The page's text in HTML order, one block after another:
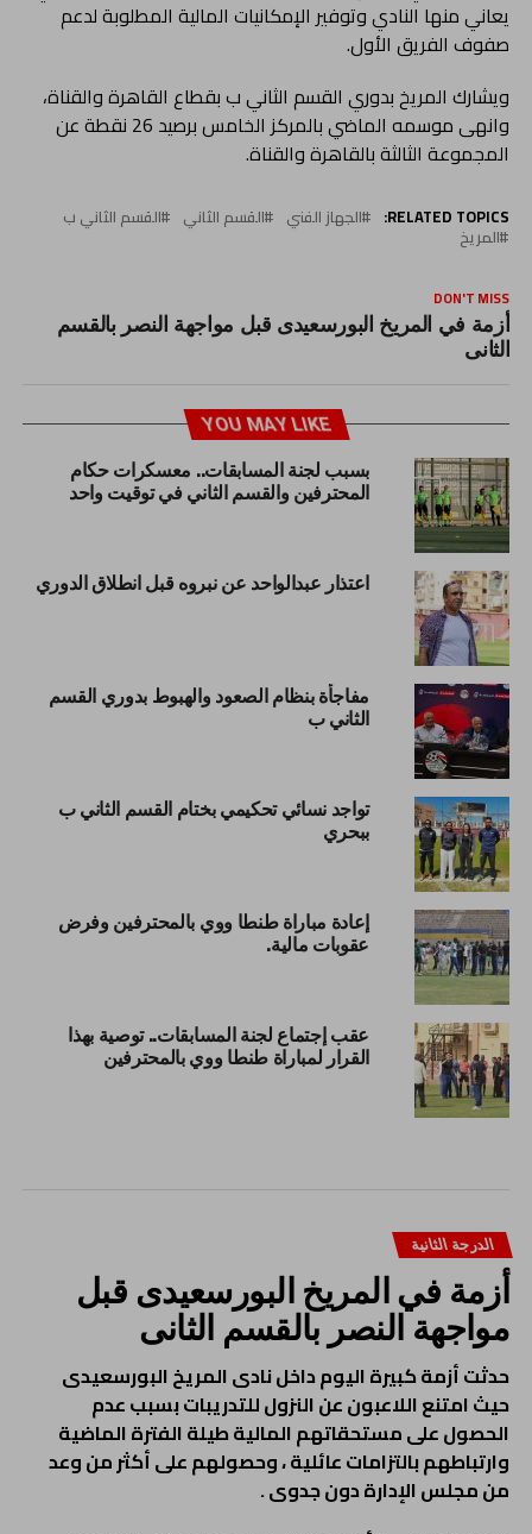
يعاني منها النادي وتوفير الإمكانيات المالية المطلوبة لدعم
صفوف الفريق الأول.
ويشارك المريخ بدوري القسم الثاني ب بقطاع القاهرة والقناة،
وانهى موسمه الماضي بالمركز الخامس برصيد 26 نقطة عن
المجموعة الثالثة بالقاهرة والقناة.
RELATED TOPICS: الجهاز الفني القسم الثاني القسم الثاني ب
المريخ
DON'T MISS
أزمة في المريخ البورسعيدى قبل مواجهة النصر بالقسم
الثانى
YOU MAY LIKE
بسبب لجنة المسابقات.. معسكرات حكام
المحترفين والقسم الثاني في توقيت واحد
اعتذار عبدالواحد عن نبروه قبل انطلاق الدوري
مفاجأة بنظام الصعود والهبوط بدوري القسم
الثاني ب
تواجد نسائي تحكيمي بختام القسم الثاني ب
ببحري
إعادة مباراة طنطا ووي بالمحترفين وفرض
عقوبات مالية.
عقب إجتماع لجنة المسابقات.. توصية بهذا
القرار لمباراة طنطا ووي بالمحترفين
الدرجة الثانية
أزمة في المريخ البورسعيدى قبل
مواجهة النصر بالقسم الثانى
حدثت أزمة كبيرة اليوم داخل نادى المريخ البورسعيدى
حيث امتنع اللاعبون عن النزول للتدريبات بسبب عدم
الحصول على مستحقاتهم المالية طيلة الفترة الماضية
وارتباطهم بالتزامات عائلية ، وحصولهم على أكثر من وعد
من مجلس الإدارة دون جدوى .